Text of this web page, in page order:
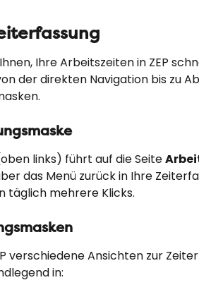
Ihre Arbeitszeiten in ZEP
der direkten Navigation bis zu
links) führt auf die Seite
das Menü zurück in Ihre
täglich mehrere Klicks.
verschiedene Ansichten zur
in: